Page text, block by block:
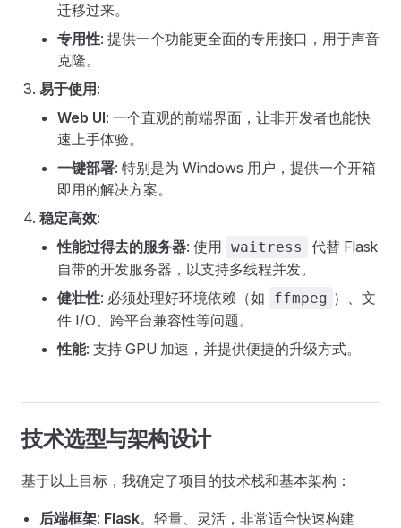
迁移过来。
专用性: 提供一个功能更全面的专用接口，用于声音
克隆。
易于使用 :
Web UI: 一个直观的前端界面，让非开发者也能快
速上手体验。
一键部署: 特别是为 Windows 用户，提供一个开箱
即用的解决方案。
稳定高效:
性能过得去的服务器: 使用 waitress
代替 Flask
自带的开发服务器，以支持多线程并发。
健壮性: 必须处理好环境依赖（如 ffmpeg ）、文
件 I/O、跨平台兼容性等问题。
性能: 支持 GPU 加速，并提供便捷的升级方式。
技术选型与架构设计
基于以上目标，我确定了项目的技术栈和基本架构：
后端框架: Flask。轻量、灵活，非常适合快速构建